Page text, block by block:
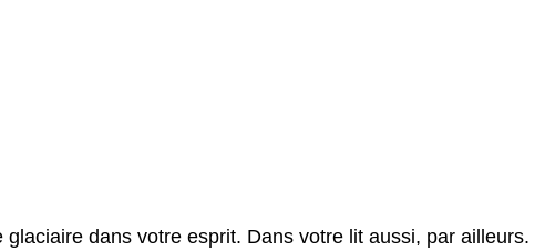
glaciaire dans votre esprit. Dans votre lit aussi, par ailleurs.